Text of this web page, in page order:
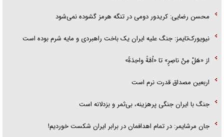
محسن رضایی: کریدور دومی در تنگه هرمز گشوده نمی‌شود
نیویورک‌تایمز: جنگ علیه ایران یک باخت راهبردی و مایه شرم بوده است
از «هَلْ مِنْ ناصِرٍ» تا «اُمَّةً واحِدَةً»
اربعین مصداق قدرت نرم است
جنگ با ایران جنگی پرهزینه، بی‌ثمر و بزدلانه است
جان مرشایمر: در تمام اهدافمان در برابر ایران شکست خوردیم!